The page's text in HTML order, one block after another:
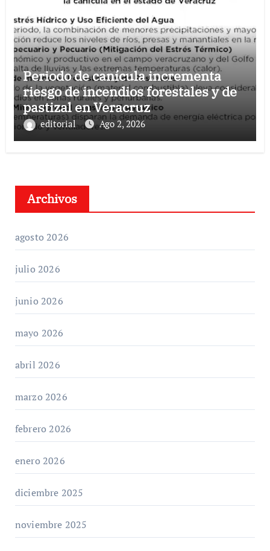
Periodo de canícula incrementa
riesgo de incendios forestales y de
pastizal en Veracruz
editorial Ago 2, 2026
Archivos
agosto 2026
julio 2026
junio 2026
mayo 2026
abril 2026
marzo 2026
febrero 2026
enero 2026
diciembre 2025
noviembre 2025